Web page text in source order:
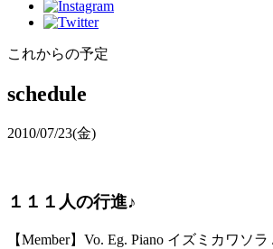
これからの予定
schedule
2010/07/23(金)
１１１人の行進♪
【Member】Vo. Eg. Piano イズミカワソ